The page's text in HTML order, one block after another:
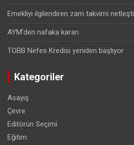
Emekliyi ilgilendiren zam takvimi netleşti
AYM’den nafaka kararı
TOBB Nefes Kredisi yeniden başlıyor
Kategoriler
Asayiş
Çevre
Editörün Seçimi
Eğitim